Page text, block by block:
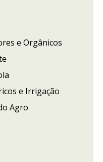
e Orgânicos
e Irrigação
Agro